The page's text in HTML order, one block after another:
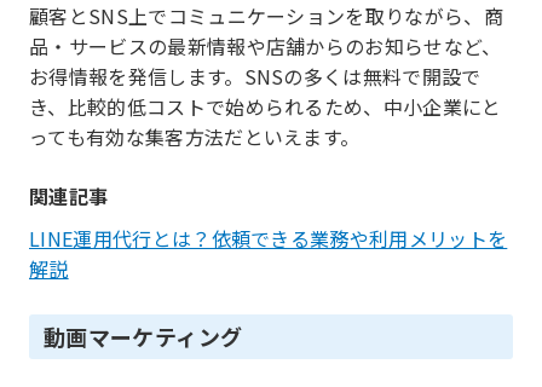
顧客とSNS上でコミュニケーションを取りながら、商
品・サービスの最新情報や店舗からのお知らせなど、
お得情報を発信します。SNSの多くは無料で開設で
き、比較的低コストで始められるため、中小企業にと
っても有効な集客方法だといえます。
関連記事
LINE運用代行とは？依頼できる業務や利用メリットを
解説
動画マーケティング